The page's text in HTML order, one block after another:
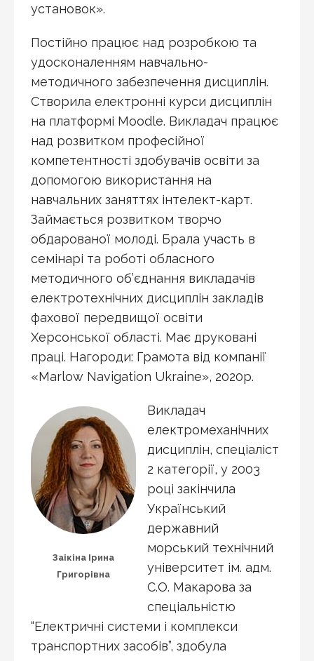
установок».
Постійно працює над розробкою та
удосконаленням навчально-
методичного забезпечення дисциплін.
Створила електронні курси дисциплін
на платформі Moodle. Викладач працює
над розвитком професійної
компетентності здобувачів освіти за
допомогою використання на
навчальних заняттях інтелект-карт.
Займається розвитком творчо
обдарованої молоді. Брала участь в
семінарі та роботі обласного
методичного об’єднання викладачів
електротехнічних дисциплін закладів
фахової передвищої освіти
Херсонської області. Має друковані
праці. Нагороди: Грамота від компанії
«Marlow Navigation Ukraine», 2020р.
Заікіна Ірина
Григорівна
Викладач
електромеханічних
дисциплін, спеціаліст
2 категорії, у 2003
році закінчила
Український
державний
морський технічний
університет ім. адм.
С.О. Макарова за
спеціальністю
“Електричні системи і комплекси
транспортних засобів”, здобула